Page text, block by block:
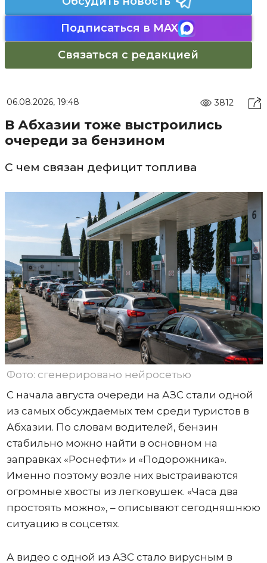
Подписаться в MAX
Связаться с редакцией
06.08.2026, 19:48 3812
В Абхазии тоже выстроились
очереди за бензином
С чем связан дефицит топлива
Фото: сгенерировано нейросетью
С начала августа очереди на АЗС стали одной
из самых обсуждаемых тем среди туристов в
Абхазии. По словам водителей, бензин
стабильно можно найти в основном на
заправках «Роснефти» и «Подорожника».
Именно поэтому возле них выстраиваются
огромные хвосты из легковушек. «Часа два
простоять можно», – описывают сегодняшнюю
ситуацию в соцсетях.
А видео с одной из АЗС стало вирусным в